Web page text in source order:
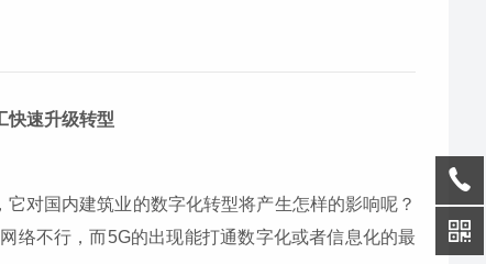
快速升级转型
对国内建筑业的数字化转型将产生怎样的影响呢？
络不行，而5G的出现能打通数字化或者信息化的最